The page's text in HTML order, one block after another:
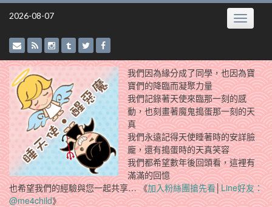
Skip
2026-08-07 Toggle
我們因為緣分成了同學，也因為寶
寶們的降臨而凝聚力量
我們記錄著天使來臨那一刻的感
動，也刻畫著魔鬼搗蛋那一刻的天
真
我們永遠記得天使睡著時的安詳臉
龐，還有搗蛋時的天真笑容
我們都希望數年後回頭看，這裡有
滿滿的回憶
也希望我們的經驗與您一起共享… 《加入粉絲團搶先看│Line好友：
@me4child》